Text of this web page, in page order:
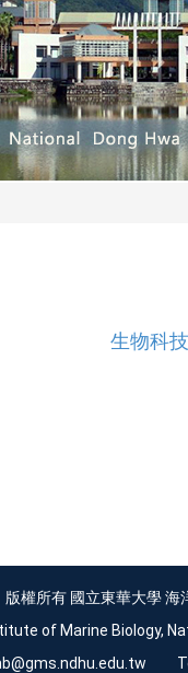
生物科
版權所有 國立東華大學 海
of Marine Biology,
Tel: